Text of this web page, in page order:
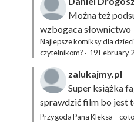
Można też
wzbogaca słownictwo
Najlepsze komiksy dla
czytelnikom? · 19 February
zalukajmy.pl
Super książka
sprawdzić film bo jest
Przygoda Pana Kleksa – co